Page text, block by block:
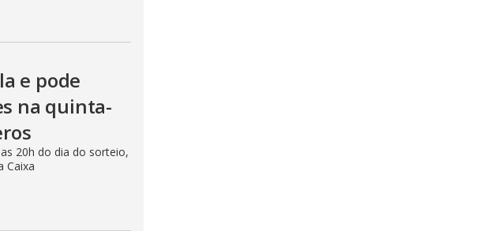
e pode
na quinta-
20h do dia do sorteio,
Caixa